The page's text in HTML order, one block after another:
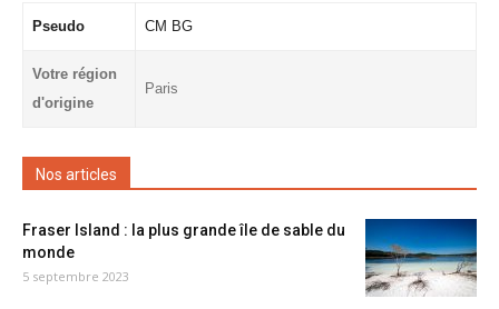
Pseudo CM BG
Votre région
d'origine
Paris
Nos articles
Fraser Island : la plus grande île de sable du
monde
5 septembre 2023